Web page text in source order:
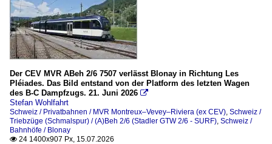
Dieselloks (Schmalspur)
Dm 2/2 (1.000 mm)
E-Loks (Normalspur)
Re 460
E-Loks (Schmalspur)
HGe 2/2
Der CEV MVR ABeh 2/6 7507 verlässt Blonay in Richtung Les
Pléiades. Das Bild entstand von der Platform des letzten Wagen
des B-C Dampfzugs. 21. Juni 2026 
Stefan Wohlfahrt
Schweiz / Privatbahnen / MVR Montreux–Vevey–Riviera (ex CEV), Schweiz /
Triebzüge (Schmalspur) / (A)Beh 2/6 (Stadler GTW 2/6 - SURF), Schweiz /
Bahnhöfe / Blonay
 24 1400x907 Px, 15.07.2026